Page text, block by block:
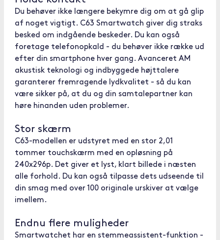
Du behøver ikke længere bekymre dig om at gå glip
af noget vigtigt. C63 Smartwatch giver dig straks
besked om indgående beskeder. Du kan også
foretage telefonopkald - du behøver ikke række ud
efter din smartphone hver gang. Avanceret AM
akustisk teknologi og indbyggede højttalere
garanterer fremragende lydkvalitet - så du kan
være sikker på, at du og din samtalepartner kan
høre hinanden uden problemer.
Stor skærm
C63-modellen er udstyret med en stor 2,01
tommer touchskærm med en opløsning på
240x296p. Det giver et lyst, klart billede i næsten
alle forhold. Du kan også tilpasse dets udseende til
din smag med over 100 originale urskiver at vælge
imellem.
Endnu flere muligheder
Smartwatchet har en stemmeassistent-funktion -